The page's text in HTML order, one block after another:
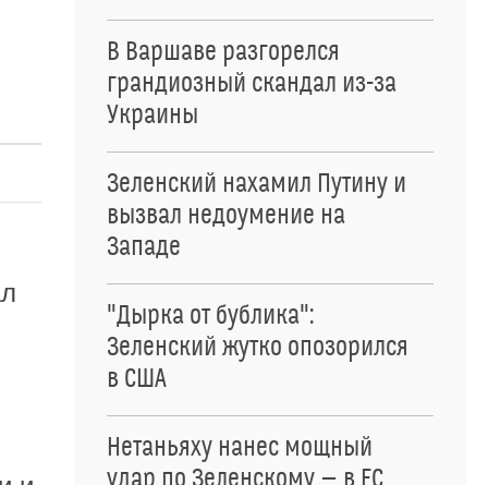
В Варшаве разгорелся
грандиозный скандал из-за
Украины
Зеленский нахамил Путину и
вызвал недоумение на
Западе
"Дырка от бублика":
Зеленский жутко опозорился
в США
Нетаньяху нанес мощный